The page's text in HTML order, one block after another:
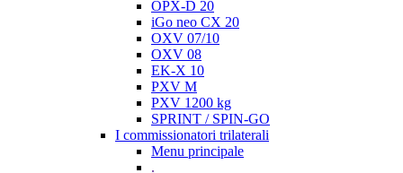
OPX-D 20
iGo neo CX 20
OXV 07/10
OXV 08
EK-X 10
PXV M
PXV 1200 kg
SPRINT / SPIN-GO
I commissionatori trilaterali
Menu principale
.